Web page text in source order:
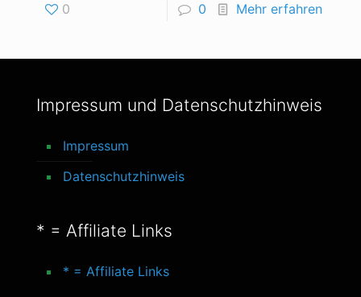
0 0 Mehr erfahren
Impressum und Datenschutzhinweis
Impressum
Datenschutzhinweis
* = Affiliate Links
* = Affiliate Links